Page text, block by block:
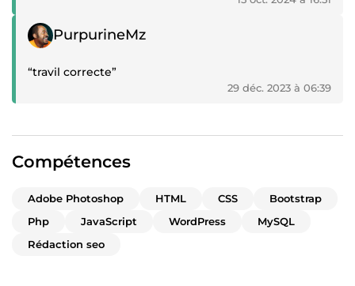
Témoignage positif
PurpurineMz
“travil correcte”
29 déc. 2023 à 06:39
Compétences
Adobe Photoshop HTML CSS
Bootstrap
Php
JavaScript WordPress
MySQL
Rédaction seo